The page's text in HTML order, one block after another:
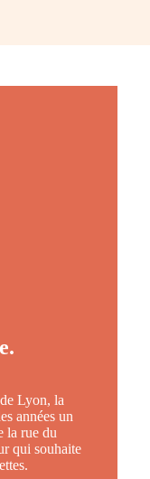
Lyon, la
années un
la rue du
qui souhaite